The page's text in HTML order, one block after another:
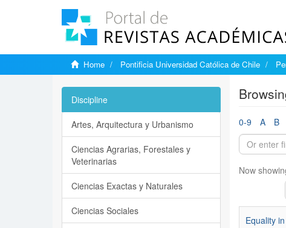
Home Pontificia Universidad Católica de Chile
0-9 A B
Now
Equality
Discipline
Artes, Arquitectura y Urbanismo
Ciencias Agrarias, Forestales y
Veterinarias
Ciencias Exactas y Naturales
Ciencias Sociales